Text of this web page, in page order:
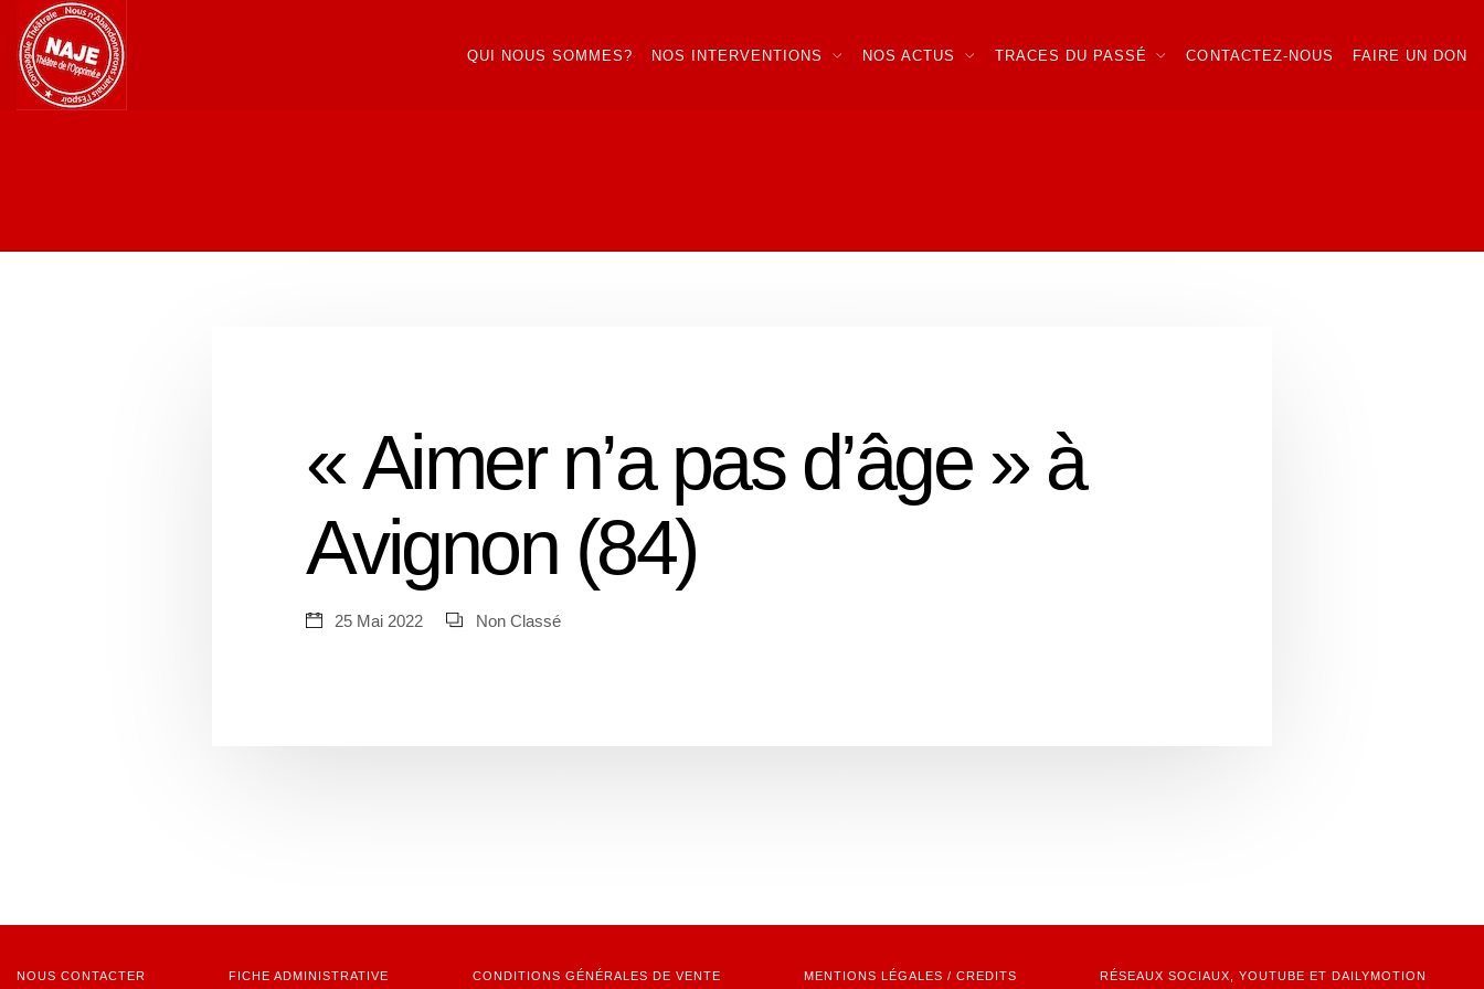
QUI NOUS SOMMES? NOS INTERVENTIONS NOS ACTUS TRACES DU PASSÉ CONTACTEZ-NOUS FAIRE UN DON
« Aimer n’a pas d’âge » à
Avignon (84)
25 Mai 2022 Non Classé
NOUS CONTACTER FICHE ADMINISTRATIVE CONDITIONS GÉNÉRALES DE VENTE MENTIONS LÉGALES / CREDITS RÉSEAUX SOCIAUX, YOUTUBE ET DAILYMOTION